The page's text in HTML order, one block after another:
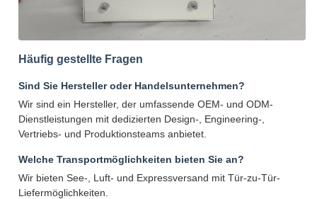
Häufig gestellte Fragen
Sind Sie Hersteller oder Handelsunternehmen?
Wir sind ein Hersteller, der umfassende OEM- und ODM-
Dienstleistungen mit dedizierten Design-, Engineering-,
Vertriebs- und Produktionsteams anbietet.
Welche Transportmöglichkeiten bieten Sie an?
Wir bieten See-, Luft- und Expressversand mit Tür-zu-Tür-
Liefermöglichkeiten.